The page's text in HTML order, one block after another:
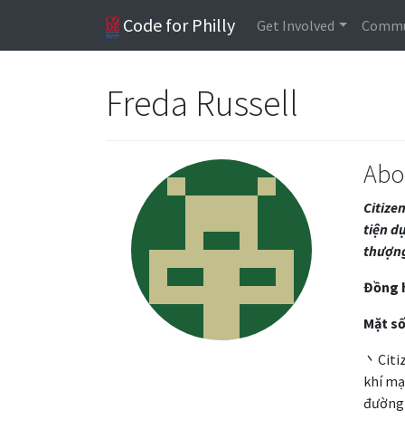
Code for Philly Get Involved
Freda Russell
tiện
Đồng
Mặt
丶
khí